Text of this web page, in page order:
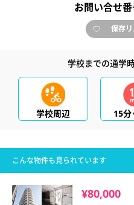
お問い合せ
保存
学校までの通学
学校周辺 15分
こんな物件も見られています
¥80,000